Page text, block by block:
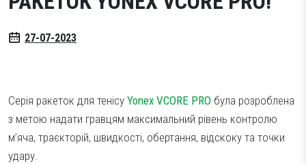
Сумки для ракеток
Намотки
Аксесуари
Струни для бадмінтону
Аксесуари
Волани
Аксесуари
Новини
SALE
27-07-2023
Серія ракеток для тенісу Yonex VCORE PRO була розроблена
з метою надати гравцям максимальний рівень контролю
м’яча, траєкторій, швидкості, обертання, відскоку та точки
удару.